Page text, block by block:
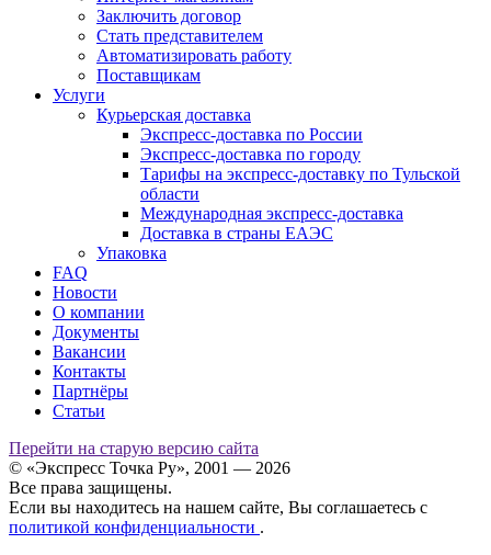
Заключить договор
Стать представителем
Автоматизировать работу
Поставщикам
Услуги
Курьерская доставка
Экспресс-доставка по России
Экспресс-доставка по городу
Тарифы на экспресс-доставку по Тульской
области
Международная экспресс-доставка
Доставка в страны ЕАЭС
Упаковка
FAQ
Новости
О компании
Документы
Вакансии
Контакты
Партнёры
Статьи
Перейти на старую версию сайта
© «Экспресс Точка Ру», 2001 — 2026
Все права защищены.
Если вы находитесь на нашем сайте, Вы соглашаетесь с
политикой конфиденциальности .